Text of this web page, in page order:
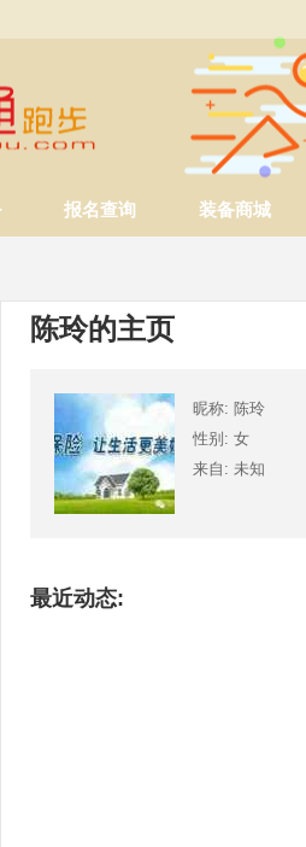
报名查询 装备商城
陈玲的主页
昵称: 陈玲
性别: 女
来自: 未知
最近动态: